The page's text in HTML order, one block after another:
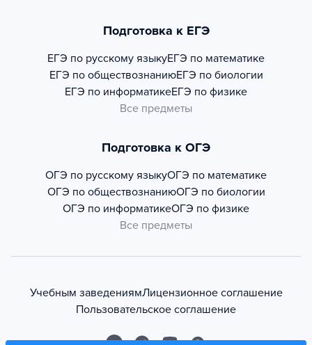
Подготовка к ЕГЭ
ЕГЭ по русскому языкуЕГЭ по математике
ЕГЭ по обществознаниюЕГЭ по биологии
ЕГЭ по информатикеЕГЭ по физике
Все предметы
Подготовка к ОГЭ
ОГЭ по русскому языкуОГЭ по математике
ОГЭ по обществознаниюОГЭ по биологии
ОГЭ по информатикеОГЭ по физике
Все предметы
Учебным заведениямЛицензионное соглашение
Пользовательское соглашение